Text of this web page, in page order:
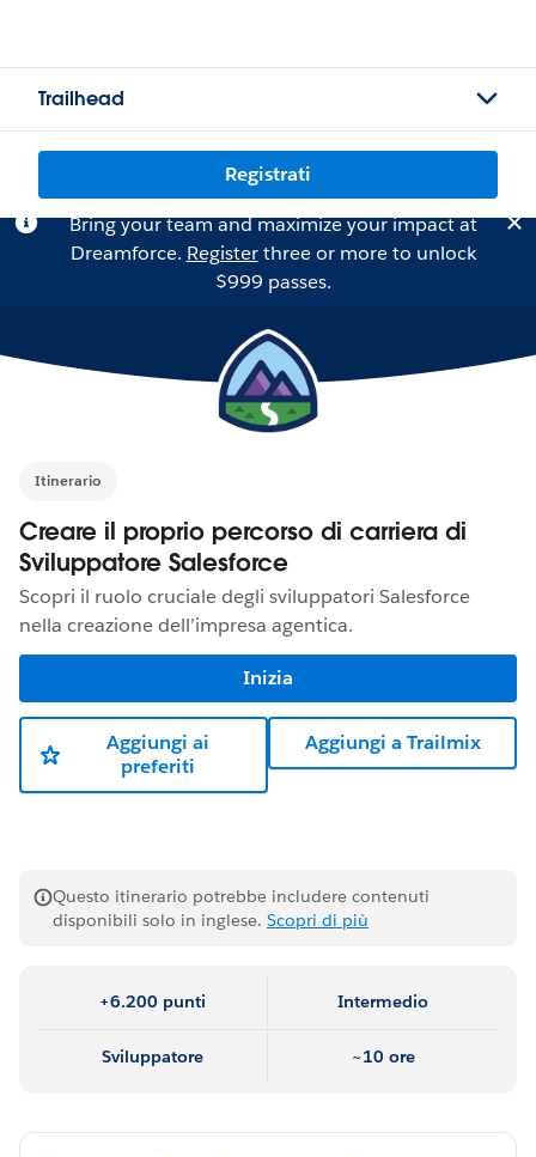
Trailhead
Registrati
Bring your team and maximize your impact at
Dreamforce. Registerthree or more to unlock
$999 passes.
Itinerario
Creare il proprio percorso di carriera di
Sviluppatore Salesforce
Scopri il ruolo cruciale degli sviluppatori Salesforce
nella creazione dell’impresa agentica.
Inizia
Aggiungi ai
preferiti
Aggiungi a Trailmix
Questo itinerario potrebbe includere contenuti
disponibili solo in inglese. Scopri di più
+6.200 punti Intermedio
Sviluppatore ~10 ore